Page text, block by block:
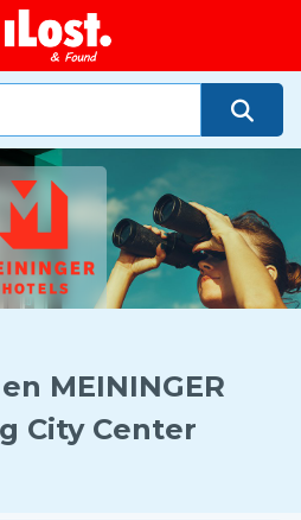
MEININGER
City Center